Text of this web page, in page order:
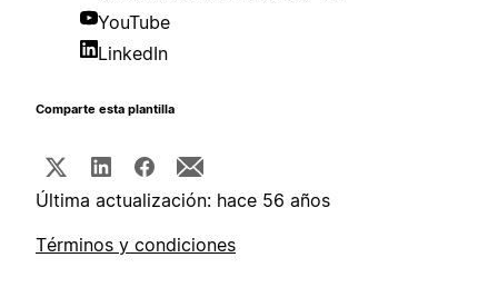
YouTube
LinkedIn
Comparte esta plantilla
Última actualización: hace 56 años
Términos y condiciones